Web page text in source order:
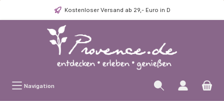
Kostenloser Versand ab 29,- Euro in D
Navigation